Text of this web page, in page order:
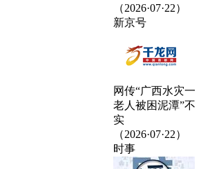
（2026·07·22）
新京号
网传“广西水灾一
老人被困泥潭”不
实
（2026·07·22）
时事